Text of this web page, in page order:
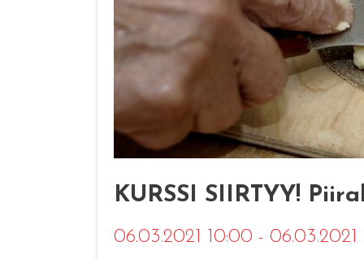
KURSSI SIIRTYY!
06.03.2021 10:00 - 06.03.2021